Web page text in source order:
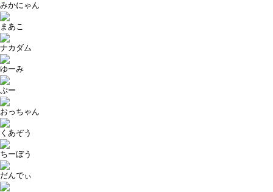
みかにゃん
まあこ
ナカダム
ゆーみ
ぷー
おっちゃん
くあぞう
ちーぼう
だんでぃ